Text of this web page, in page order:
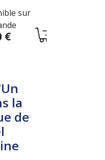
sur
€
la
de